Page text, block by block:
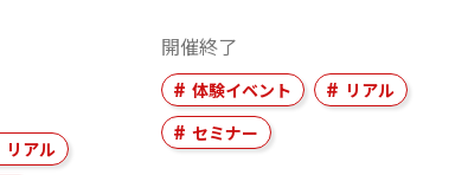
リアル
開催終了
体験イベント
リアル
セミナー